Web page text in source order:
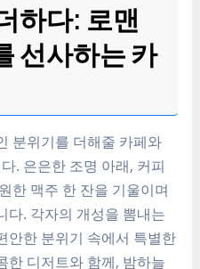
하다: 로맨
선사하는 카
분위기를 더해줄 카페와
. 은은한 조명 아래, 커피
한 맥주 한 잔을 기울이며
다. 각자의 개성을 뽐내는
안한 분위기 속에서 특별한
한 디저트와 함께, 밤하늘